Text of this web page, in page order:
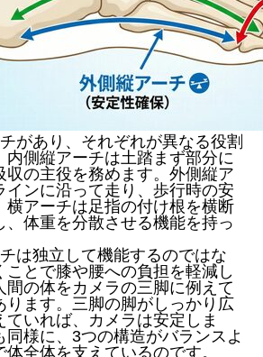
があり、それぞれが異なる役割
内側縦アーチは土踏まず部分に
収の主役を務めます。外側縦ア
インに沿って走り、歩行時の安
横アーチは足指の付け根を横断
、体重を分散させる機能を持っ
は独立して機能するのではな
ことで膝や腰への負担を軽減し
間の体をカメラの三脚に例えて
ります。三脚の脚がしっかり広
ていれば、カメラは安定しま
同様に、3つの構造がバランスよ
体全体を支えているのです。